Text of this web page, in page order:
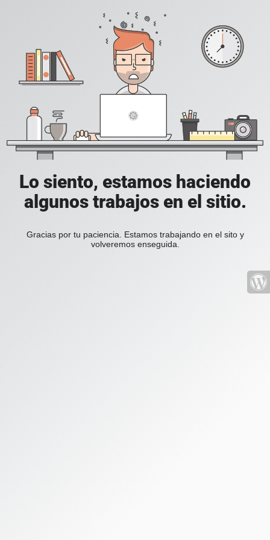
Lo siento, estamos haciendo
algunos trabajos en el sitio.
Gracias por tu paciencia. Estamos trabajando en el sito y
volveremos enseguida.